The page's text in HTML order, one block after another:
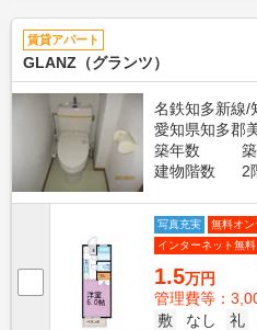
賃貸アパート
GLANZ（グランツ）
名鉄知多新線/
愛知県知多郡
築年数
建物階数
2
写真充実
無料オ
インターネット無料
1.5万円
管理費等：
敷
なし 礼